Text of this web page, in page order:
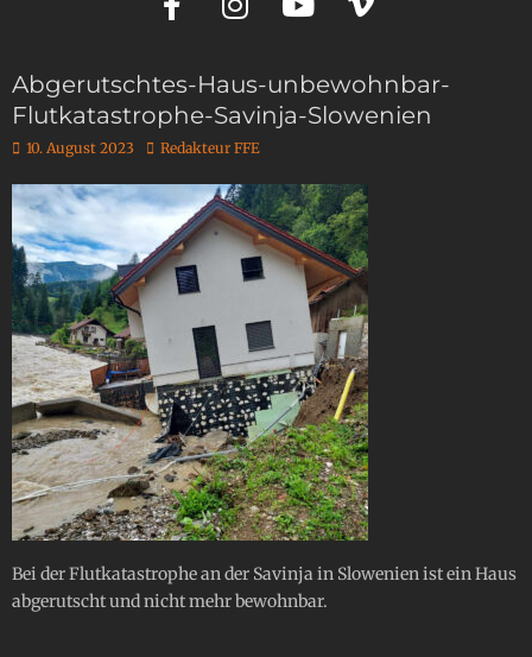
Abgerutschtes-Haus-unbewohnbar-
Flutkatastrophe-Savinja-Slowenien
10. August 2023 Redakteur FFE
Bei der Flutkatastrophe an der Savinja in Slowenien ist ein Haus
abgerutscht und nicht mehr bewohnbar.